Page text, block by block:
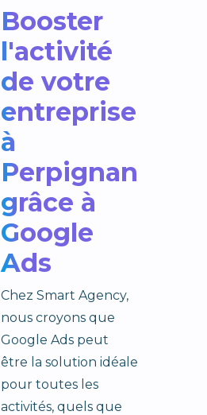
Booster
l'activité
de votre
entreprise
à
Perpignan
grâce à
Google
Ads
Chez Smart Agency,
nous croyons que
Google Ads peut
être la solution idéale
pour toutes les
activités, quels que